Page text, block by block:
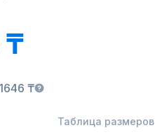
₸
Таблица размеров